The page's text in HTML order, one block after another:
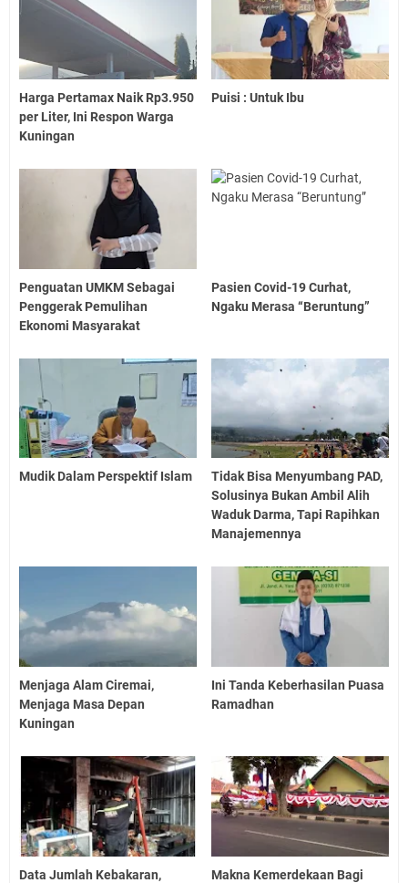
Harga Pertamax Naik Rp3.950
per Liter, Ini Respon Warga
Kuningan
Puisi : Untuk Ibu
Penguatan UMKM Sebagai
Penggerak Pemulihan
Ekonomi Masyarakat
Pasien Covid-19 Curhat,
Ngaku Merasa “Beruntung”
Mudik Dalam Perspektif Islam
Tidak Bisa Menyumbang PAD,
Solusinya Bukan Ambil Alih
Waduk Darma, Tapi Rapihkan
Manajemennya
Menjaga Alam Ciremai,
Menjaga Masa Depan
Kuningan
Ini Tanda Keberhasilan Puasa
Ramadhan
Data Jumlah Kebakaran,
Makna Kemerdekaan Bagi